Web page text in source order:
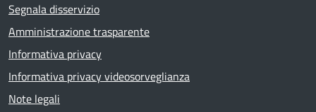
Segnala disservizio
Amministrazione trasparente
Informativa privacy
Informativa privacy videosorveglianza
Note legali